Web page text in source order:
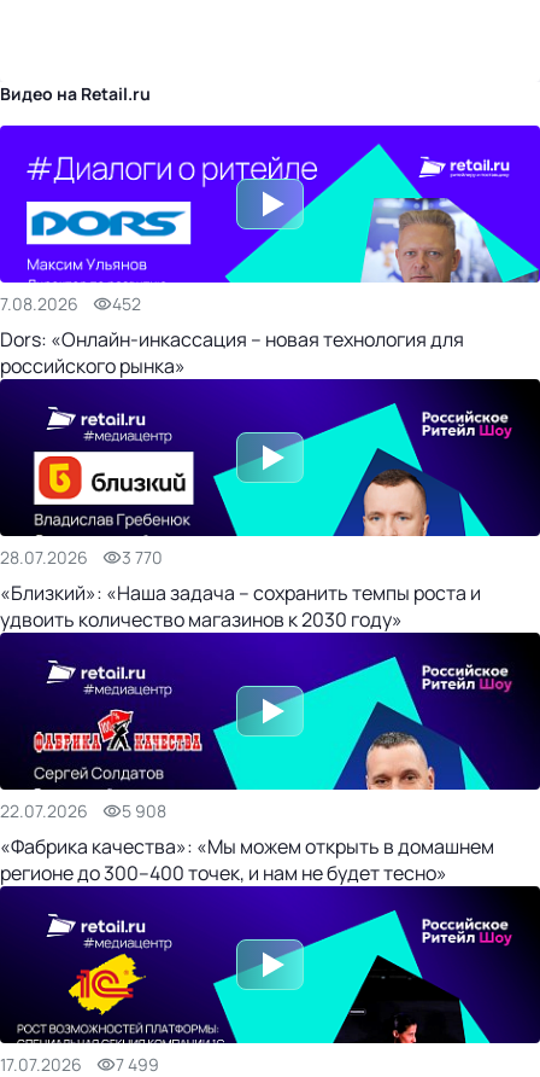
Видео на Retail.ru
7.08.2026 452
Dors: «Онлайн-инкассация – новая технология для
российского рынка»
28.07.2026 3 770
«Близкий»: «Наша задача – сохранить темпы роста и
удвоить количество магазинов к 2030 году»
22.07.2026 5 908
«Фабрика качества»: «Мы можем открыть в домашнем
регионе до 300–400 точек, и нам не будет тесно»
17.07.2026 7 499